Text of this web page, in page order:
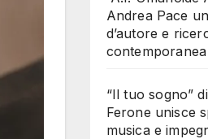
Andrea Pace
d’autore e
contemporanea
“Il tuo sogno”
Ferone unisce
musica e